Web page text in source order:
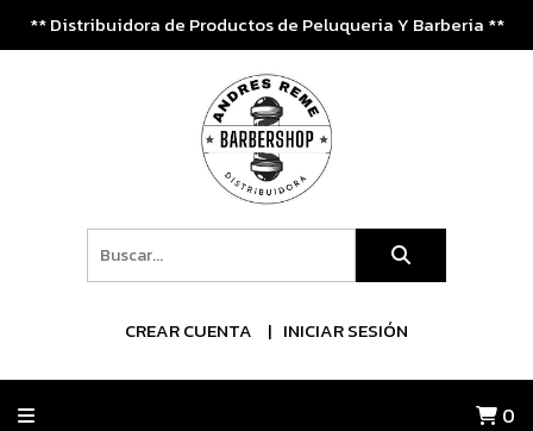
** Distribuidora de Productos de Peluqueria Y Barberia **
CREAR CUENTA INICIAR SESIÓN
0